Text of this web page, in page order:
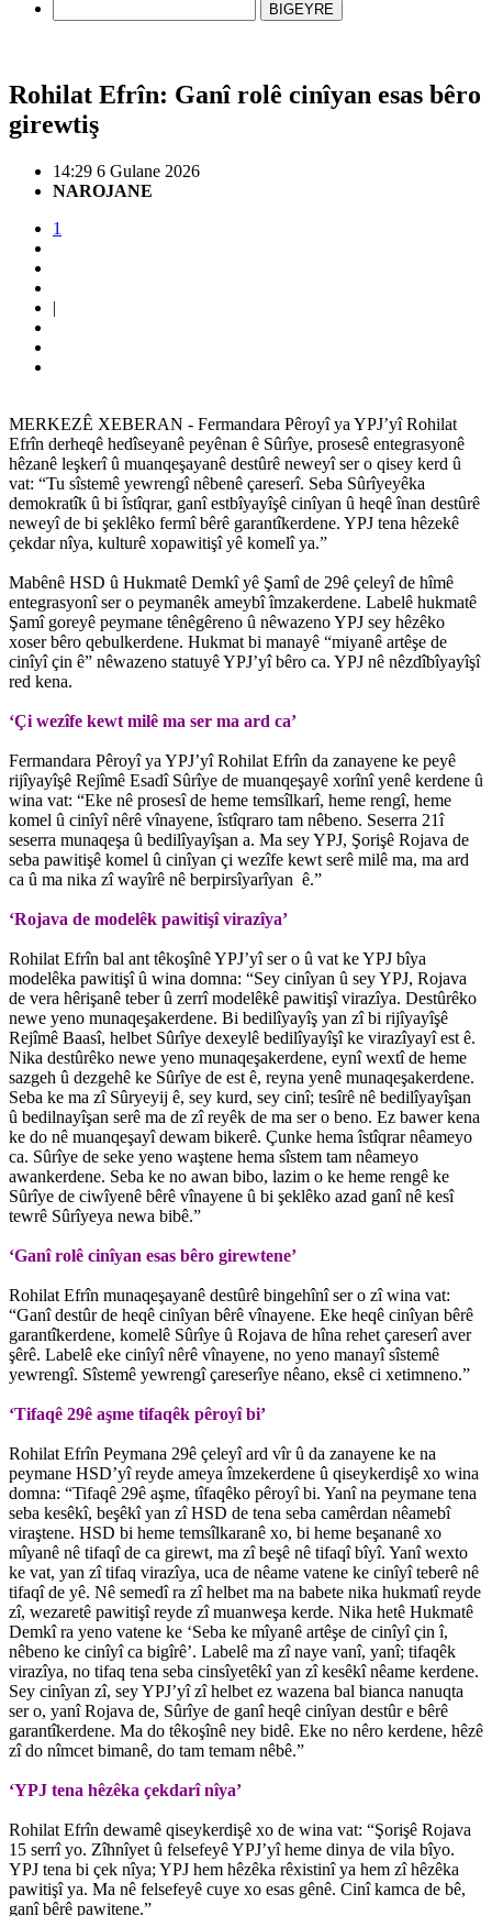
BIGEYRE
Rohilat Efrîn: Ganî rolê cinîyan esas bêro
girewtiş
14:29 6 Gulane 2026
NAROJANE
1
|
MERKEZÊ XEBERAN - Fermandara Pêroyî ya YPJ’yî Rohilat
Efrîn derheqê hedîseyanê peyênan ê Sûrîye, prosesê entegrasyonê
hêzanê leşkerî û muanqeşayanê destûrê neweyî ser o qisey kerd û
vat: “Tu sîstemê yewrengî nêbenê çareserî. Seba Sûrîyeyêka
demokratîk û bi îstîqrar, ganî estbîyayîşê cinîyan û heqê înan destûrê
neweyî de bi şeklêko fermî bêrê garantîkerdene. YPJ tena hêzekê
çekdar nîya, kulturê xopawitişî yê komelî ya.”
Mabênê HSD û Hukmatê Demkî yê Şamî de 29ê çeleyî de hîmê
entegrasyonî ser o peymanêk ameybî îmzakerdene. Labelê hukmatê
Şamî goreyê peymane tênêgêreno û nêwazeno YPJ sey hêzêko
xoser bêro qebulkerdene. Hukmat bi manayê “miyanê artêşe de
cinîyî çin ê” nêwazeno statuyê YPJ’yî bêro ca. YPJ nê nêzdîbîyayîşî
red kena.
‘Çi wezîfe kewt milê ma ser ma ard ca’
Fermandara Pêroyî ya YPJ’yî Rohilat Efrîn da zanayene ke peyê
rijîyayîşê Rejîmê Esadî Sûrîye de muanqeşayê xorînî yenê kerdene û
wina vat: “Eke nê prosesî de heme temsîlkarî, heme rengî, heme
komel û cinîyî nêrê vînayene, îstîqraro tam nêbeno. Seserra 21î
seserra munaqeşa û bedilîyayîşan a. Ma sey YPJ, Şorişê Rojava de
seba pawitişê komel û cinîyan çi wezîfe kewt serê milê ma, ma ard
ca û ma nika zî wayîrê nê berpirsîyarîyan ê.”
‘Rojava de modelêk pawitişî virazîya’
Rohilat Efrîn bal ant têkoşînê YPJ’yî ser o û vat ke YPJ bîya
modelêka pawitişî û wina domna: “Sey cinîyan û sey YPJ, Rojava
de vera hêrişanê teber û zerrî modelêkê pawitişî virazîya. Destûrêko
newe yeno munaqeşakerdene. Bi bedilîyayîş yan zî bi rijîyayîşê
Rejîmê Baasî, helbet Sûrîye dexeylê bedilîyayîşî ke virazîyayî est ê.
Nika destûrêko newe yeno munaqeşakerdene, eynî wextî de heme
sazgeh û dezgehê ke Sûrîye de est ê, reyna yenê munaqeşakerdene.
Seba ke ma zî Sûryeyij ê, sey kurd, sey cinî; tesîrê nê bedilîyayîşan
û bedilnayîşan serê ma de zî reyêk de ma ser o beno. Ez bawer kena
ke do nê muanqeşayî dewam bikerê. Çunke hema îstîqrar nêameyo
ca. Sûrîye de seke yeno waştene hema sîstem tam nêameyo
awankerdene. Seba ke no awan bibo, lazim o ke heme rengê ke
Sûrîye de ciwîyenê bêrê vînayene û bi şeklêko azad ganî nê kesî
tewrê Sûrîyeya newa bibê.”
‘Ganî rolê cinîyan esas bêro girewtene’
Rohilat Efrîn munaqeşayanê destûrê bingehînî ser o zî wina vat:
“Ganî destûr de heqê cinîyan bêrê vînayene. Eke heqê cinîyan bêrê
garantîkerdene, komelê Sûrîye û Rojava de hîna rehet çareserî aver
şêrê. Labelê eke cinîyî nêrê vînayene, no yeno manayî sîstemê
yewrengî. Sîstemê yewrengî çareserîye nêano, eksê ci xetimneno.”
‘Tifaqê 29ê aşme tifaqêk pêroyî bi’
Rohilat Efrîn Peymana 29ê çeleyî ard vîr û da zanayene ke na
peymane HSD’yî reyde ameya îmzekerdene û qiseykerdişê xo wina
domna: “Tifaqê 29ê aşme, tîfaqêko pêroyî bi. Yanî na peymane tena
seba kesêkî, beşêkî yan zî HSD de tena seba camêrdan nêamebî
viraştene. HSD bi heme temsîlkaranê xo, bi heme beşananê xo
mîyanê nê tifaqî de ca girewt, ma zî beşê nê tifaqî bîyî. Yanî wexto
ke vat, yan zî tifaq virazîya, uca de nêame vatene ke cinîyî teberê nê
tifaqî de yê. Nê semedî ra zî helbet ma na babete nika hukmatî reyde
zî, wezaretê pawitişî reyde zî muanweşa kerde. Nika hetê Hukmatê
Demkî ra yeno vatene ke ‘Seba ke mîyanê artêşe de cinîyî çin î,
nêbeno ke cinîyî ca bigîrê’. Labelê ma zî naye vanî, yanî; tifaqêk
virazîya, no tifaq tena seba cinsîyetêkî yan zî kesêkî nêame kerdene.
Sey cinîyan zî, sey YPJ’yî zî helbet ez wazena bal bianca nanuqta
ser o, yanî Rojava de, Sûrîye de ganî heqê cinîyan destûr e bêrê
garantîkerdene. Ma do têkoşînê ney bidê. Eke no nêro kerdene, hêzê
zî do nîmcet bimanê, do tam temam nêbê.”
‘YPJ tena hêzêka çekdarî nîya’
Rohilat Efrîn dewamê qiseykerdişê xo de wina vat: “Şorişê Rojava
15 serrî yo. Zîhnîyet û felsefeyê YPJ’yî heme dinya de vila bîyo.
YPJ tena bi çek nîya; YPJ hem hêzêka rêxistinî ya hem zî hêzêka
pawitişî ya. Ma nê felsefeyê cuye xo esas gênê. Cinî kamca de bê,
ganî bêrê pawitene.”